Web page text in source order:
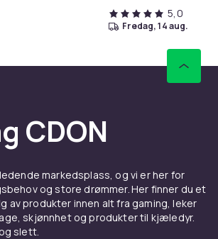
5,0
fredag, 14 aug.
CDON
markedsplass, og vi er her for
og store drømmer. Her finner du et
av produkter innen alt fra gaming, leker
skjønnhet og produkter til kjæledyr.
slett.